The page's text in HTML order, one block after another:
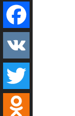
Facebook
VK
Twitter